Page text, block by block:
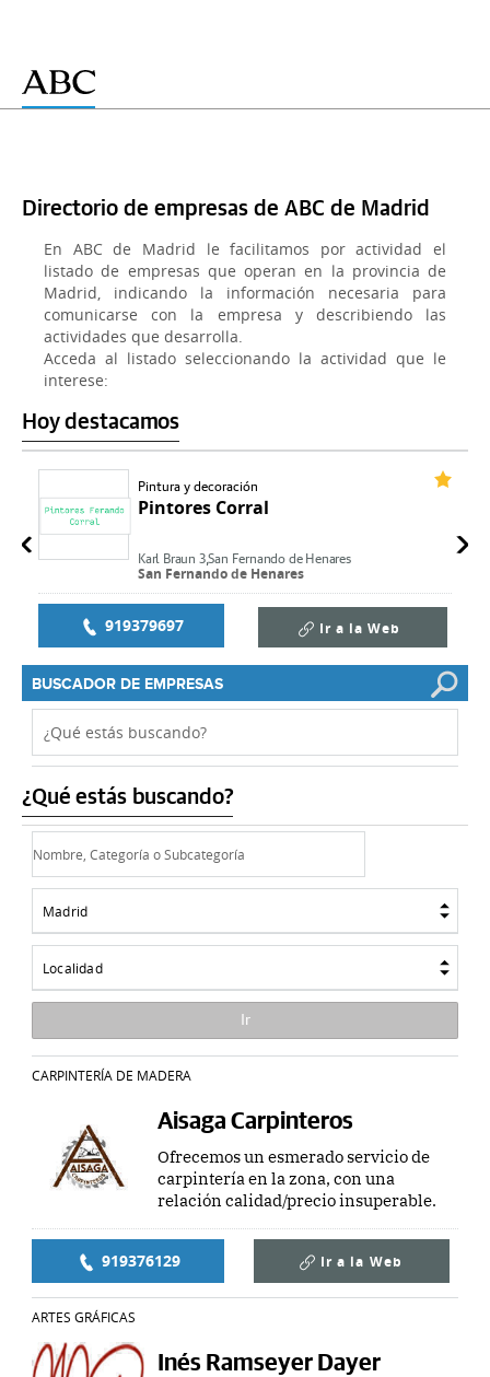
Directorio de empresas de ABC de Madrid
En ABC de Madrid le facilitamos por actividad el
listado de empresas que operan en la provincia de
Madrid, indicando la información necesaria para
comunicarse con la empresa y describiendo las
actividades que desarrolla.
Acceda al listado seleccionando la actividad que le
interese:
Hoy destacamos
Pintura y decoración
Pintores Corral
San Fernando de Henares
Karl Braun 3,San Fernando de Henares
919379697 Ir a la Web
BUSCADOR DE EMPRESAS
¿Qué estás buscando?
Madrid
Localidad
CARPINTERÍA DE MADERA
Aisaga Carpinteros
Ofrecemos un esmerado servicio de
carpintería en la zona, con una
relación calidad/precio insuperable.
919376129 Ir a la Web
ARTES GRÁFICAS
Inés Ramseyer Dayer